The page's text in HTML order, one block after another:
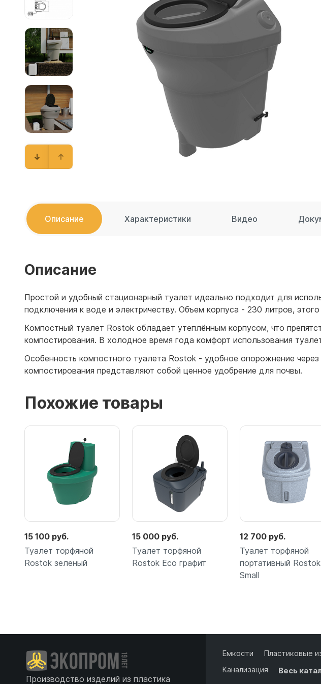
Емкости для воды 4500 литров
Емкости для воды 4000 литров
Емкости для воды 2500 литров
Емкости для воды 2000 литров
Емкости для воды 1500 литров
Емкости для воды 1000 литров
Емкости для воды 750 литров
Емкости для воды 600 литров
Емкости для воды 500 литров
Емкости для воды 400 литров
Емкости для воды 75 литров
Описание Характеристики Видео
Описание
Простой и удобный стационарный туалет идеально подходит для
подключения к воде и электричеству. Объем корпуса - 230 литров,
Компостный туалет Rostok обладает утеплённым корпусом, что
компостирования. В холодное время года комфорт использования
Особенность компостного туалета Rostok - удобное опорожнение
компостирования представляют собой ценное удобрение для почвы.
Похожие товары
15 100 руб.
Туалет торфяной
Rostok зеленый
15 000 руб.
Туалет торфяной
Rostok Eco графит
12 700 руб.
Туалет торфяной
портативный Rostok
Small
Производство изделий из пластика
Емкости Пластиковые
Канализация
Весь